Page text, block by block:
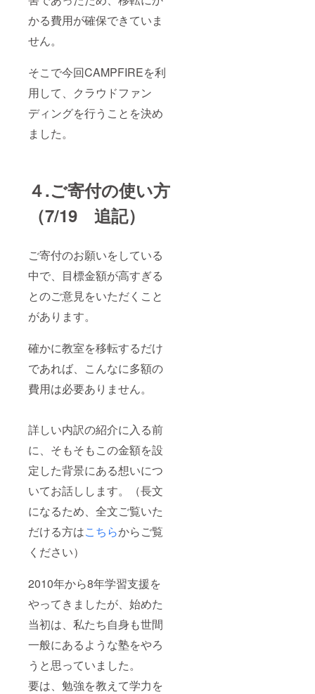
かる費用が確保できていま
せん。
そこで今回CAMPFIREを利
用して、クラウドファン
ディングを行うことを決め
ました。
４.ご寄付の使い方
（7/19 追記）
ご寄付のお願いをしている
中で、目標金額が高すぎる
とのご意見をいただくこと
があります。
確かに教室を移転するだけ
であれば、こんなに多額の
費用は必要ありません。
詳しい内訳の紹介に入る前
に、そもそもこの金額を設
定した背景にある想いにつ
いてお話しします。（長文
になるため、全文ご覧いた
だける方はこちらからご覧
ください）
2010年から8年学習支援を
やってきましたが、始めた
当初は、私たち自身も世間
一般にあるような塾をやろ
うと思っていました。
要は、勉強を教えて学力を